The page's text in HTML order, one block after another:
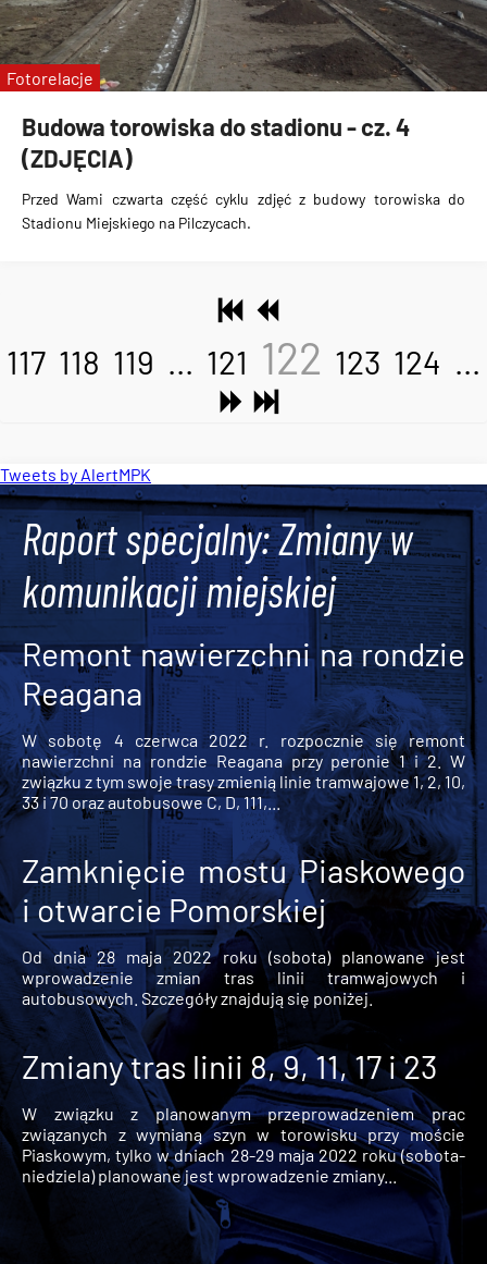
Budowa torowiska do stadionu - cz. 4
(ZDJĘCIA)
Przed Wami czwarta część cyklu zdjęć z budowy torowiska do
Stadionu Miejskiego na Pilczycach.
Fotorelacje
117 118 119 ... 121 122 123 124 ...
Tweets by AlertMPK
Raport specjalny: Zmiany w
komunikacji miejskiej
Remont nawierzchni na rondzie
Reagana
W sobotę 4 czerwca 2022 r. rozpocznie się remont
nawierzchni na rondzie Reagana przy peronie 1 i 2. W
związku z tym swoje trasy zmienią linie tramwajowe 1, 2, 10,
33 i 70 oraz autobusowe C, D, 111,...
Zamknięcie mostu Piaskowego
i otwarcie Pomorskiej
Od dnia 28 maja 2022 roku (sobota) planowane jest
wprowadzenie zmian tras linii tramwajowych i
autobusowych. Szczegóły znajdują się poniżej.
Zmiany tras linii 8, 9, 11, 17 i 23
W związku z planowanym przeprowadzeniem prac
związanych z wymianą szyn w torowisku przy moście
Piaskowym, tylko w dniach 28-29 maja 2022 roku (sobota-
niedziela) planowane jest wprowadzenie zmiany...